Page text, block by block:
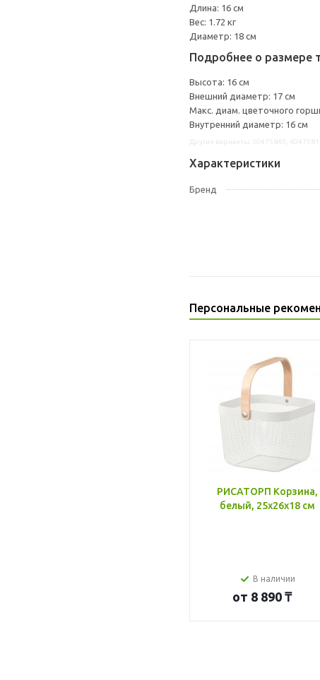
Длина: 16 см
Вес: 1.72 кг
Диаметр: 18 см
Подробнее о размере
Высота: 16 см
Внешний диаметр: 17 см
Макс. диам. цветочного
Внутренний диаметр: 16 см
Характеристики
Бренд
Персональные
РИСАТОРП Корзина,
белый, 25x26x18 см
В наличии
от 8 890 ₸